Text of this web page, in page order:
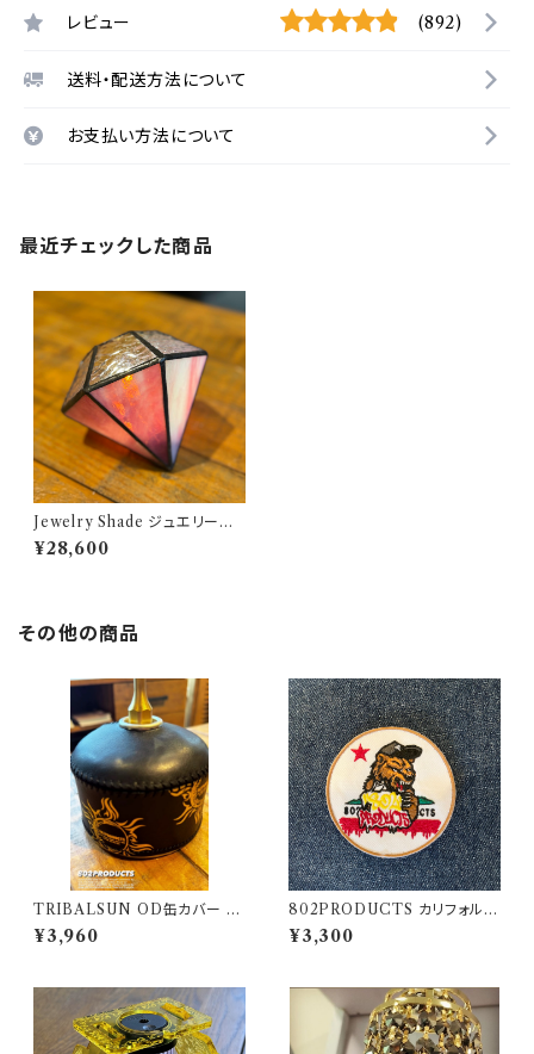
レビュー (892)
送料・配送方法について
お支払い方法について
最近チェックした商品
Jewelry Shade ジュエリーシ
ェード Tourmaline（ Birthda
yStone / October ）802PRO
¥28,600
その他の商品
TRIBALSUN OD缶カバー ブ
ラック 802PRODUCTS カバ
ー OD缶
¥3,960
802PRODUCTS カリフォルニ
アベア 刺繍ワッペン
¥3,300